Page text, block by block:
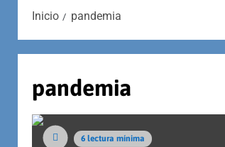
Inicio pandemia
pandemia
6 lectura mínima